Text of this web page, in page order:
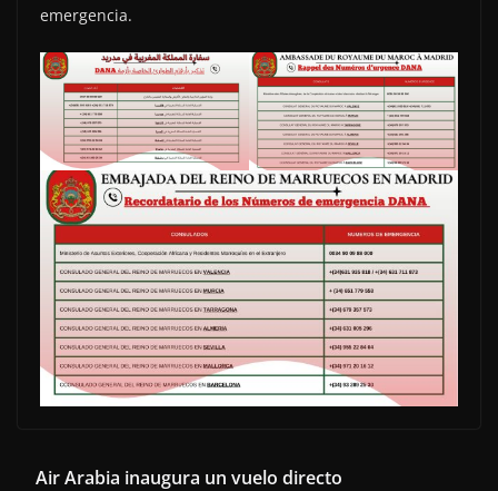
emergencia.
Air Arabia inaugura un vuelo directo